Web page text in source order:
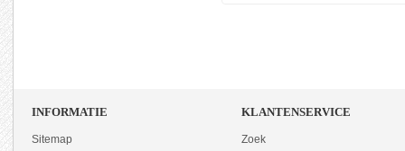
INFORMATIE
Sitemap
KLANTENSERVICE
Zoek